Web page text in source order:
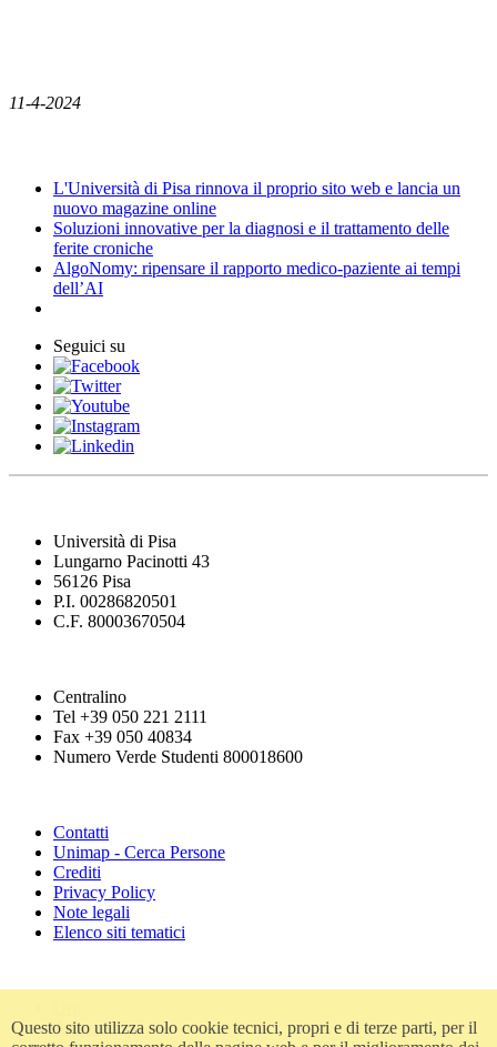
11-4-2024
L'Università di Pisa rinnova il proprio sito web e lancia un
nuovo magazine online
Soluzioni innovative per la diagnosi e il trattamento delle
ferite croniche
AlgoNomy: ripensare il rapporto medico-paziente ai tempi
dell’AI
Seguici su
Università di Pisa
Lungarno Pacinotti 43
56126 Pisa
P.I. 00286820501
C.F. 80003670504
Centralino
Tel +39 050 221 2111
Fax +39 050 40834
Numero Verde Studenti 800018600
Contatti
Unimap - Cerca Persone
Crediti
Privacy Policy
Note legali
Elenco siti tematici
Accessibilità
Questo sito utilizza solo cookie tecnici, propri e di terze parti, per il